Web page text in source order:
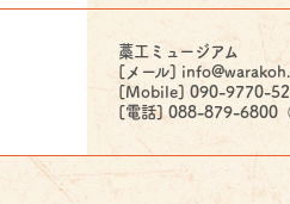
藁工ミュージアム
[メール]
[Mobile] 090-9770-
[電話] 088-879-6800（